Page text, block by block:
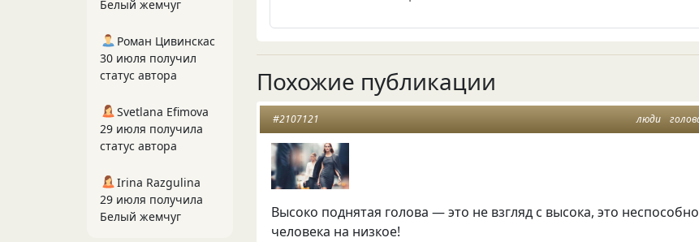
Похожие публикации
люди
#2107121
Высоко поднятая голова — это не взгляд с высока, это
человека на низкое!
Белый жемчуг
Роман Цивинскас
30 июля получил
статус автора
Svetlana Efimova
29 июля получила
статус автора
Irina Razgulina
29 июля получила
Белый жемчуг